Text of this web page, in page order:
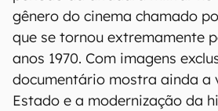
gênero do cinema chamado
que se tornou extremamente
anos 1970. Com imagens
documentário mostra ainda a
Estado e a modernização da